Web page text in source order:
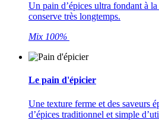
Un pain d’épices ultra fondant à
conserve très longtemps.
Mix 100%
Le pain d'épicier
Une texture ferme et des saveurs
d’épices traditionnel et simple